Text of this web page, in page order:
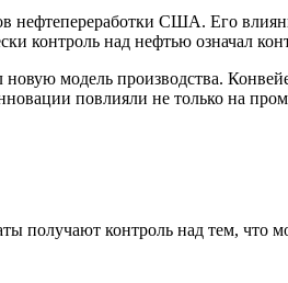
США. Его
контроль над нефтью означал
модель производства.
повлияли не только на
контроль над тем, что